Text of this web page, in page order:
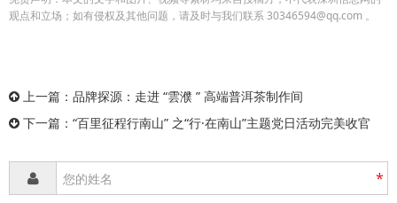
观点和立场；如有侵权及其他问题，请及时与我们联系 30346594@qq.com 。
上一篇： 品牌探源：走进 “雲濮 ” 高端普洱茶制作间
下一篇： “百里征程行南山” 之“行·在南山”主题党日活动完美收官
*